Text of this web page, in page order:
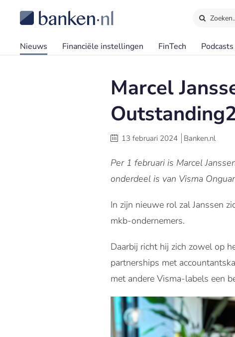
Nieuws Financiële instellingen FinTech Podcasts
Marcel
13 februari 2024 Banken.nl
Per 1 februari is Marcel
onderdeel is van Visma
In zijn nieuwe rol zal Janssen
mkb-ondernemers.
Daarbij richt hij zich zowel op
partnerships met
met andere Visma-labels een